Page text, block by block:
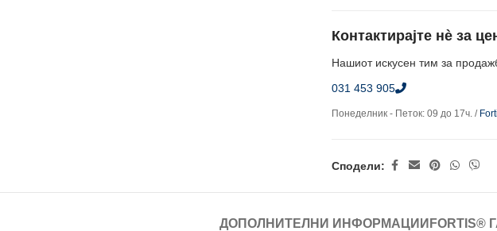
Контактирајте нè за
Нашиот искусен тим за
031 453 905
Понеделник - Петок: 09 до 17ч. /
Сподели:
ДОПОЛНИТЕЛНИ ИНФОРМАЦИИ